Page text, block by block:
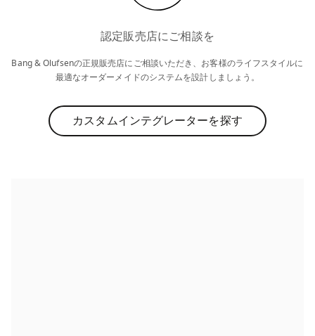
認定販売店にご相談を
Bang & Olufsenの正規販売店にご相談いただき、お客様のライフスタイルに
最適なオーダーメイドのシステムを設計しましょう。
カスタムインテグレーターを探す